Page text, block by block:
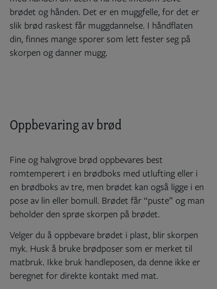
brødet og hånden. Det er en muggfelle, for det er
slik brød raskest får muggdannelse. I håndflaten
din, finnes mange sporer som lett fester seg på
skorpen og danner mugg.
Oppbevaring av brød
Fine og halvgrove brød oppbevares best
romtemperert i en brødboks med utlufting eller i
en brødboks av tre, men brødet kan også ligge i en
pose av lin eller bomull. Brødet får “puste” og man
beholder den sprøe skorpen på brødet.
Velger du å oppbevare brødet i plast, blir skorpen
myk. Husk å bruke brødposer som er merket til
matbruk. Ikke bruk handleposen, da denne ikke er
beregnet for direkte kontakt med mat.